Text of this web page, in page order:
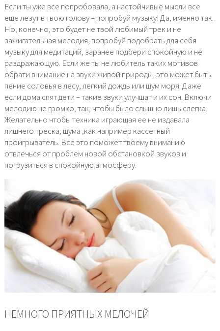
Если ты уже все попробовала, а настойчивые мысли все
еще лезут в твою голову – попробуй музыку! Да, именно так.
Но, конечно, это будет не твой любимый трек и не
зажигательная мелодия, попробуй подобрать для себя
музыку для медитаций, заранее подбери спокойную и не
раздражающую. Если же ты не любитель таких мотивов
обрати внимание на звуки живой природы, это может быть
пение соловья в лесу, легкий дождь или шум моря. Даже
если дома спят дети – такие звуки улучшат и их сон. Включи
мелодию не громко, так, чтобы было слышно лишь слегка.
Желательно чтобы техника играющая ее не издавала
лишнего треска, шума ,как например кассетный
проигрыватель. Все это поможет твоему вниманию
отвлечься от проблем новой обстановкой звуков и
погрузиться в спокойную атмосферу.
НЕМНОГО ПРИЯТНЫХ МЕЛОЧЕЙ